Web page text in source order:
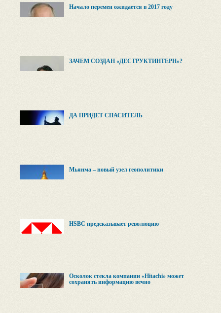
Начало перемен ожидается в 2017 году
ЗАЧЕМ СОЗДАН «ДЕСТРУКТИНТЕРН»?
ДА ПРИДЕТ СПАСИТЕЛЬ
Мьянма – новый узел геополитики
HSBC предсказывает революцию
Осколок стекла компании «Hitachi» может
сохранять информацию вечно